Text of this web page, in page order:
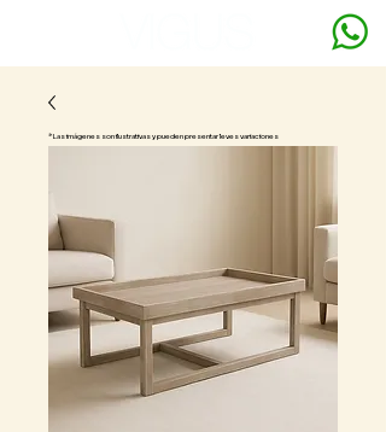
* Las imágenes son ilustrativas y pueden presentar leves variaciones